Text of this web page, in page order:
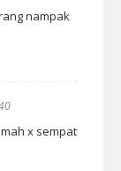
nampak
x sempat